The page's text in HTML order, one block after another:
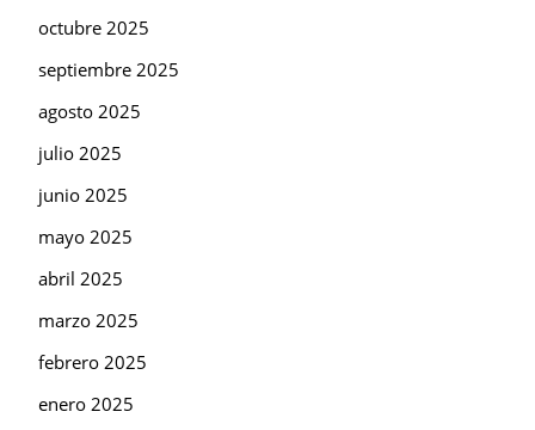
octubre 2025
septiembre 2025
agosto 2025
julio 2025
junio 2025
mayo 2025
abril 2025
marzo 2025
febrero 2025
enero 2025